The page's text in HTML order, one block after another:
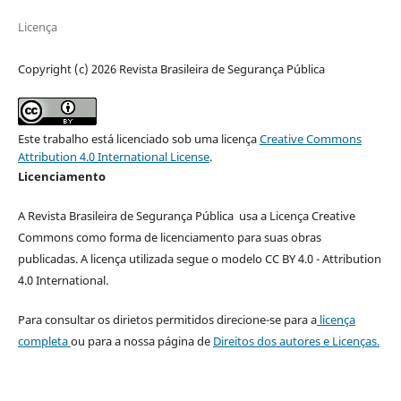
Licença
Copyright (c) 2026 Revista Brasileira de Segurança Pública
Este trabalho está licenciado sob uma licençaCreative Commons
Attribution 4.0 International License.
Licenciamento
A Revista Brasileira de Segurança Pública usa a Licença Creative
Commons como forma de licenciamento para suas obras
publicadas. A licença utilizada segue o modelo CC BY 4.0 - Attribution
4.0 International.
Para consultar os dirietos permitidos direcione-se para alicença
completaou para a nossa página de Direitos dos autores e Licenças.